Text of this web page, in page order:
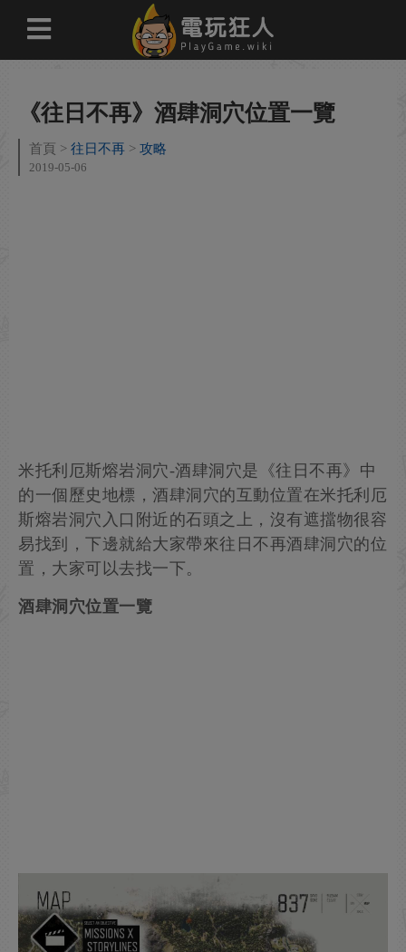
《往日不再》酒肆洞穴位置一覽
首頁 往日不再 攻略
2019-05-06
米托利厄斯熔岩洞穴-酒肆洞穴是《往日不再》中
的一個歷史地標，酒肆洞穴的互動位置在米托利厄
斯熔岩洞穴入口附近的石頭之上，沒有遮擋物很容
易找到，下邊就給大家帶來往日不再酒肆洞穴的位
置，大家可以去找一下。
酒肆洞穴位置一覽